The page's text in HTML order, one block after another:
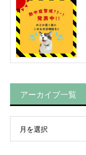
アーカイブ一覧
月を選択